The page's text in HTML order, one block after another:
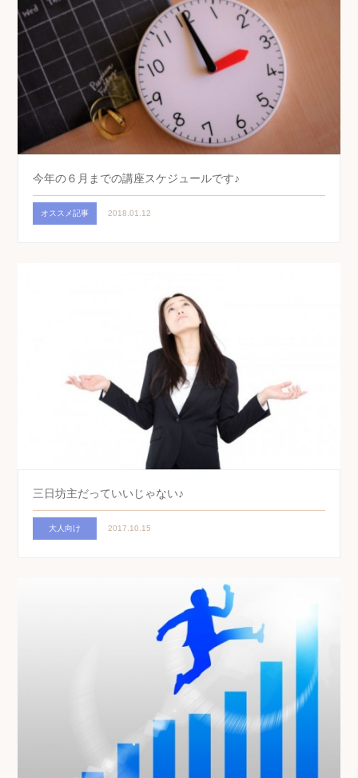
今年の６月までの講座スケジュールです♪
オススメ記事 2018.01.12
三日坊主だっていいじゃない♪
大人向け 2017.10.15